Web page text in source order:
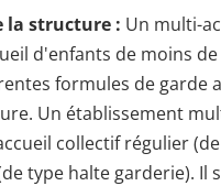
la structure : Un multi-
d'enfants de moins
formules de garde
Un établissement
collectif régulier
type halte garderie). Il